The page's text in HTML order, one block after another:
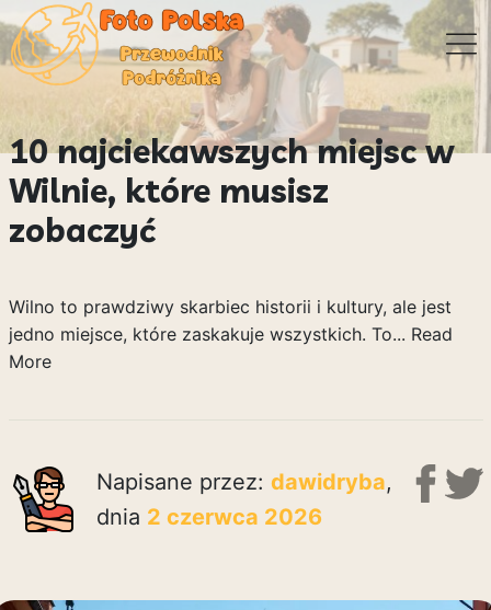
10 najciekawszych miejsc w
Wilnie, które musisz
zobaczyć
Wilno to prawdziwy skarbiec historii i kultury, ale jest
jedno miejsce, które zaskakuje wszystkich. To... Read
More
Napisane przez: dawidryba,
dnia 2 czerwca 2026